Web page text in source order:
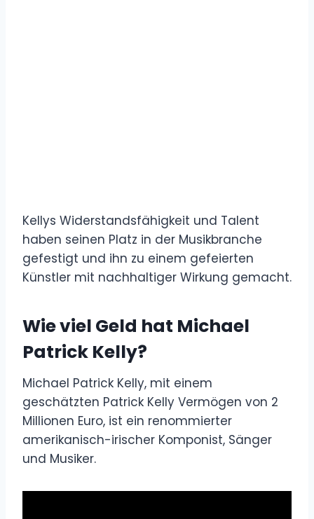
Kellys Widerstandsfähigkeit und Talent
haben seinen Platz in der Musikbranche
gefestigt und ihn zu einem gefeierten
Künstler mit nachhaltiger Wirkung gemacht.
Wie viel Geld hat Michael
Patrick Kelly?
Michael Patrick Kelly, mit einem
geschätzten Patrick Kelly Vermögen von 2
Millionen Euro, ist ein renommierter
amerikanisch-irischer Komponist, Sänger
und Musiker.